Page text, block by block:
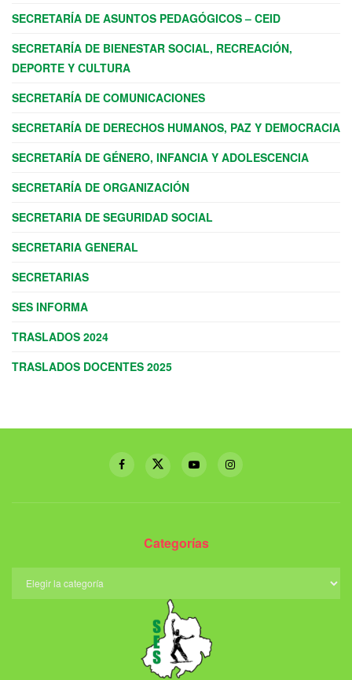
SECRETARÍA DE ASUNTOS PEDAGÓGICOS – CEID
SECRETARÍA DE BIENESTAR SOCIAL, RECREACIÓN,
DEPORTE Y CULTURA
SECRETARÍA DE COMUNICACIONES
SECRETARÍA DE DERECHOS HUMANOS, PAZ Y DEMOCRACIA
SECRETARÍA DE GÉNERO, INFANCIA Y ADOLESCENCIA
SECRETARÍA DE ORGANIZACIÓN
SECRETARIA DE SEGURIDAD SOCIAL
SECRETARIA GENERAL
SECRETARIAS
SES INFORMA
TRASLADOS 2024
TRASLADOS DOCENTES 2025
Categorías